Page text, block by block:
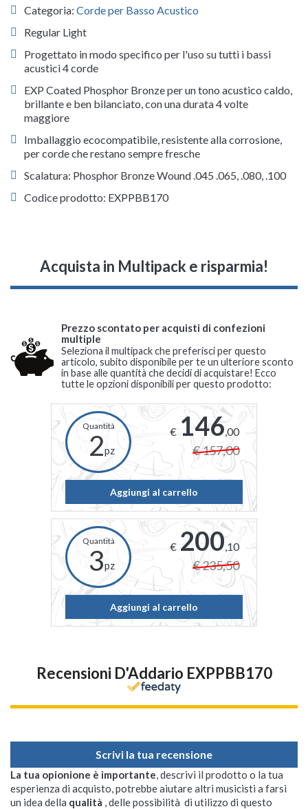
Categoria: Corde per Basso Acustico
Regular Light
Progettato in modo specifico per l'uso su tutti i bassi
acustici 4 corde
EXP Coated Phosphor Bronze per un tono acustico caldo,
brillante e ben bilanciato, con una durata 4 volte
maggiore
Imballaggio ecocompatibile, resistente alla corrosione,
per corde che restano sempre fresche
Scalatura: Phosphor Bronze Wound .045 .065, .080, .100
Codice prodotto: EXPPBB170
Acquista in Multipack e risparmia!
Prezzo scontato per acquisti di confezioni
multiple
Seleziona il multipack che preferisci per questo
articolo, subito disponibile per te un ulteriore sconto
in base alle quantità che decidi di acquistare! Ecco
tutte le opzioni disponibili per questo prodotto:
2pz
€ 146,00
€ 157,00
Aggiungi al carrello
3pz
€ 200,10
€ 235,50
Aggiungi al carrello
Recensioni D'Addario EXPPBB170
Scrivi la tua recensione
La tua opionione è importante, descrivi il prodotto o la tua
esperienza di acquisto, potrebbe aiutare altri musicisti a farsi
un idea della qualità , delle possibilità di utilizzo di questo